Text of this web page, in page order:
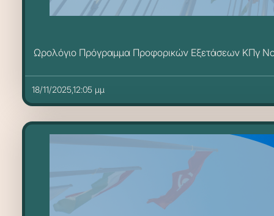
Ωρολόγιο Πρόγραμμα Προφορικών Εξετάσεων ΚΠγ
18/11/2025,12:05 μμ